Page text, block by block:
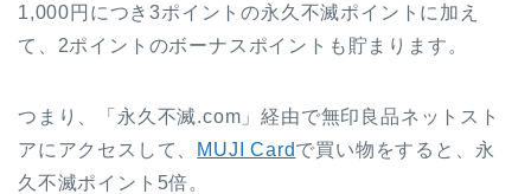
1,000円につき3ポイントの永久不滅ポイントに加え
て、2ポイントのボーナスポイントも貯まります。
つまり、「永久不滅.com」経由で無印良品ネットスト
アにアクセスして、
MUJI Cardで買い物をすると、永
久不滅ポイント5倍。